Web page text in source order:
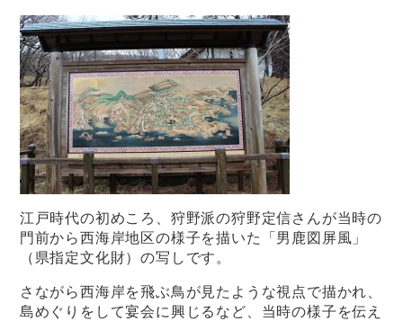
江戸時代の初めころ、狩野派の狩野定信さんが当時の
門前から西海岸地区の様子を描いた「男鹿図屏風」
（県指定文化財）の写しです。
さながら西海岸を飛ぶ鳥が見たような視点で描かれ、
島めぐりをして宴会に興じるなど、当時の様子を伝え